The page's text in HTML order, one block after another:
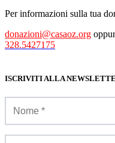
Per informazioni sulla tua
donazioni@casaoz.org
328.5427175
ISCRIVITI ALLA